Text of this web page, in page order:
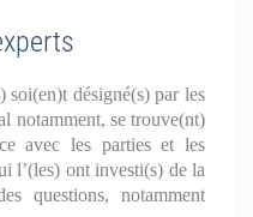
soi(en)t désigné(s) par les
notamment, se trouve(nt)
avec les parties et les
l’(les) ont investi(s) de la
questions, notamment